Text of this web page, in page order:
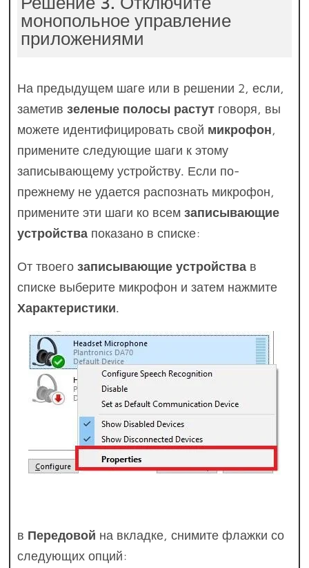
монопольное управление
приложениями
На предыдущем шаге или в решении 2, если,
заметивзеленые полосы растут говоря, вы
можете идентифицировать свой микрофон,
примените следующие шаги к этому
записывающему устройству. Если по-
прежнему не удается распознать микрофон,
примените эти шаги ко всемзаписывающие
устройства показано в списке:
От твоегозаписывающие устройства в
списке выберите микрофон и затем нажмите
Характеристики.
в Передовой на вкладке, снимите флажки со
следующих опций: